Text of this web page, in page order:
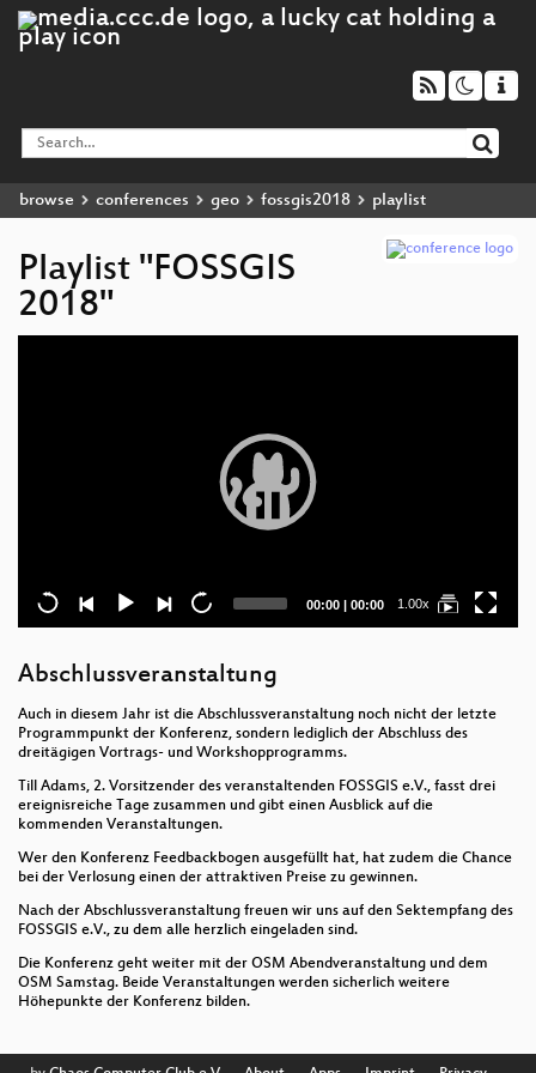
browse conferences geo fossgis2018 playlist
Playlist "FOSSGIS
2018"
Current
00:00 | Total
00:00 1.00x
Abschlussveranstaltung
Auch in diesem Jahr ist die Abschlussveranstaltung noch nicht der letzte
Programmpunkt der Konferenz, sondern lediglich der Abschluss des
dreitägigen Vortrags- und Workshopprogramms.
Till Adams, 2. Vorsitzender des veranstaltenden FOSSGIS e.V., fasst drei
ereignisreiche Tage zusammen und gibt einen Ausblick auf die
kommenden Veranstaltungen.
Wer den Konferenz Feedbackbogen ausgefüllt hat, hat zudem die Chance
bei der Verlosung einen der attraktiven Preise zu gewinnen.
Nach der Abschlussveranstaltung freuen wir uns auf den Sektempfang des
FOSSGIS e.V., zu dem alle herzlich eingeladen sind.
Die Konferenz geht weiter mit der OSM Abendveranstaltung und dem
OSM Samstag. Beide Veranstaltungen werden sicherlich weitere
Höhepunkte der Konferenz bilden.